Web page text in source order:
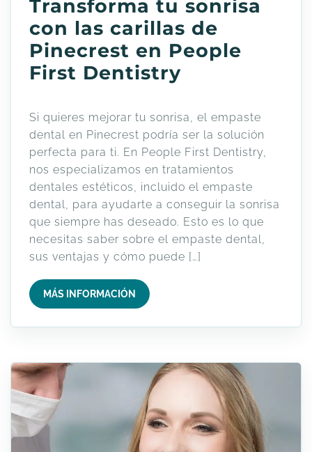
Transforma tu sonrisa
con las carillas de
Pinecrest en People
First Dentistry
Si quieres mejorar tu sonrisa, el empaste
dental en Pinecrest podría ser la solución
perfecta para ti. En People First Dentistry,
nos especializamos en tratamientos
dentales estéticos, incluido el empaste
dental, para ayudarte a conseguir la sonrisa
que siempre has deseado. Esto es lo que
necesitas saber sobre el empaste dental,
sus ventajas y cómo puede […]
MÁS INFORMACIÓN